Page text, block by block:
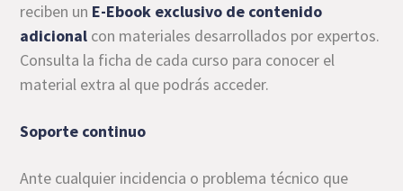
reciben un E-Ebook exclusivo de contenido
adicional con materiales desarrollados por expertos.
Consulta la ficha de cada curso para conocer el
material extra al que podrás acceder.
Soporte continuo
Ante cualquier incidencia o problema técnico que